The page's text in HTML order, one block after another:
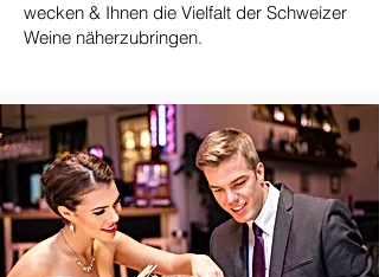
wecken & Ihnen die Vielfalt der Schweizer
Weine näherzubringen.